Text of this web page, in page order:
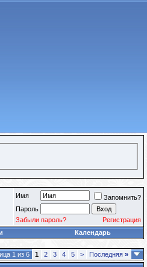
Имя
Запомнить?
Пароль
Забыли пароль?
Регистрация
Календарь
1 из 6 1 2 3 4 5 > Последняя »